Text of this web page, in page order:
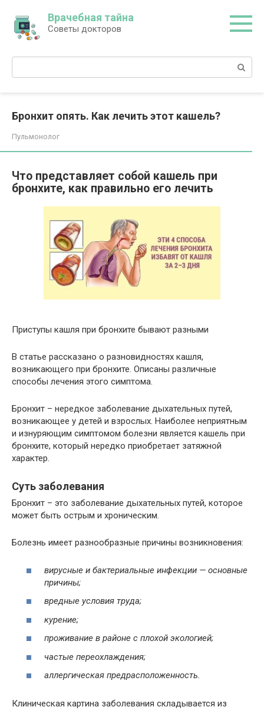
контенту
Врачебная тайна
Советы докторов
Поиск:
Бронхит опять. Как лечить этот кашель?
Пульмонолог
Что представляет собой кашель при
бронхите, как правильно его лечить
Приступы кашля при бронхите бывают разными
В статье рассказано о разновидностях кашля,
возникающего при бронхите. Описаны различные
способы лечения этого симптома.
Бронхит – нередкое заболевание дыхательных путей,
возникающее у детей и взрослых. Наиболее неприятным
и изнуряющим симптомом болезни является кашель при
бронхите, который нередко приобретает затяжной
характер.
Суть заболевания
Бронхит – это заболевание дыхательных путей, которое
может быть острым и хроническим.
Болезнь имеет разнообразные причины возникновения:
вирусные и бактериальные инфекции — основные
причины;
вредные условия труда;
курение;
проживание в районе с плохой экологией;
частые переохлаждения;
аллергическая предрасположенность.
Клиническая картина заболевания складывается из